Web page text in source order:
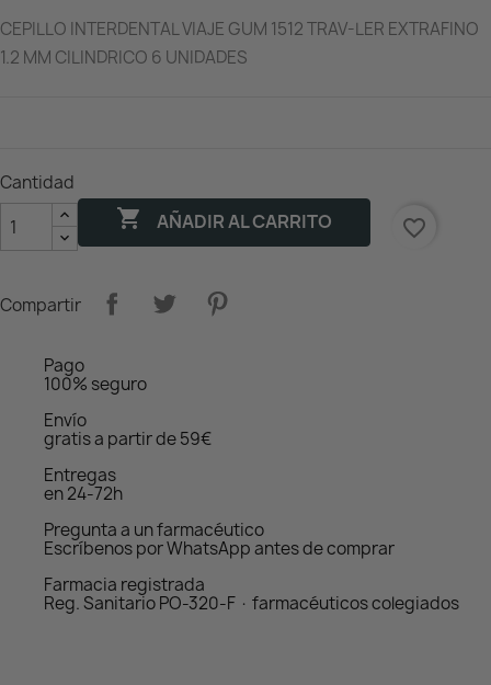
CEPILLO INTERDENTAL VIAJE GUM 1512 TRAV-LER EXTRAFINO
1.2 MM CILINDRICO 6 UNIDADES
Cantidad
 AÑADIR AL CARRITO favorite_border
Compartir
Pago
100% seguro
Envío
gratis a partir de 59€
Entregas
en 24-72h
Pregunta a un farmacéutico
Escríbenos por WhatsApp antes de comprar
Farmacia registrada
Reg. Sanitario PO-320-F · farmacéuticos colegiados